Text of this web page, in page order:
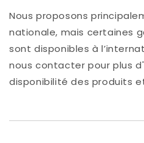
Nous proposons
nationale, mais certaines
sont disponibles à
nous contacter pour plus
disponibilité des produits